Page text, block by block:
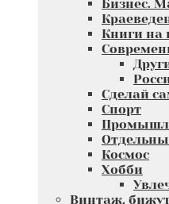
Бизнес.
Книги на
Сделай
Спорт
Космос
Хобби
Винтаж,